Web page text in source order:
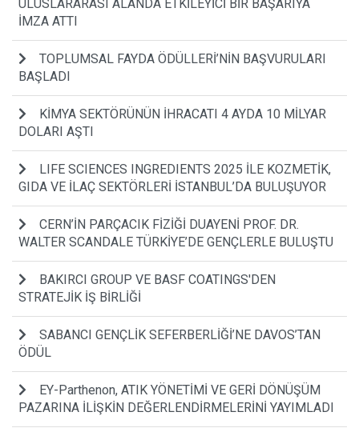
ULUSLARARASI ALANDA ETKİLEYİCİ BİR BAŞARIYA
İMZA ATTI
TOPLUMSAL FAYDA ÖDÜLLERİ’NİN BAŞVURULARI
BAŞLADI
KİMYA SEKTÖRÜNÜN İHRACATI 4 AYDA 10 MİLYAR
DOLARI AŞTI
LIFE SCIENCES INGREDIENTS 2025 İLE KOZMETİK,
GIDA VE İLAÇ SEKTÖRLERİ İSTANBUL’DA BULUŞUYOR
CERN’İN PARÇACIK FİZİĞİ DUAYENİ PROF. DR.
WALTER SCANDALE TÜRKİYE’DE GENÇLERLE BULUŞTU
BAKIRCI GROUP VE BASF COATINGS'DEN
STRATEJİK İŞ BİRLİĞİ
SABANCI GENÇLİK SEFERBERLİĞİ’NE DAVOS’TAN
ÖDÜL
EY-Parthenon, ATIK YÖNETİMİ VE GERİ DÖNÜŞÜM
PAZARINA İLİŞKİN DEĞERLENDİRMELERİNİ YAYIMLADI